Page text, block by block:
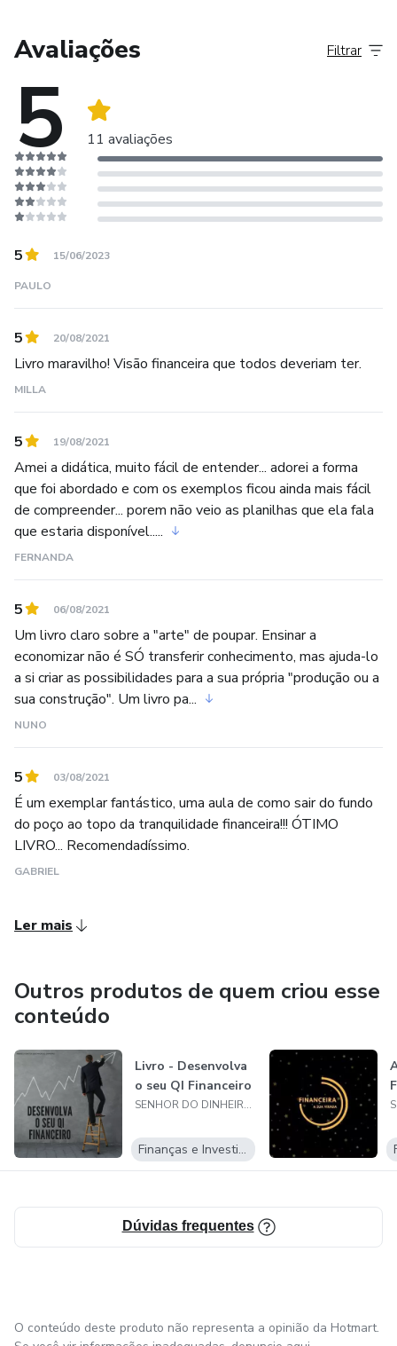
www.senhordodinheiro.com
@Senhordodinheiro
Avaliações
5 11 avaliações
Filtrar
5 15/06/2023
PAULO
5 20/08/2021
Livro maravilho! Visão financeira que todos deveriam ter.
MILLA
5 19/08/2021
Amei a didática, muito fácil de entender... adorei a forma
que foi abordado e com os exemplos ficou ainda mais fácil
de compreender... porem não veio as planilhas que ela fala
que estaria disponível.....
FERNANDA
5 06/08/2021
Um livro claro sobre a "arte" de poupar. Ensinar a
economizar não é SÓ transferir conhecimento, mas ajuda-lo
a si criar as possibilidades para a sua própria "produção ou a
sua construção". Um livro pa...
NUNO
5 03/08/2021
É um exemplar fantástico, uma aula de como sair do fundo
do poço ao topo da tranquilidade financeira!!! ÓTIMO
LIVRO... Recomendadíssimo.
GABRIEL
Ler mais
Outros produtos de quem criou esse
conteúdo
Livro - Desenvolva
o seu QI Financeiro
SENHOR DO DINHEIRO- AGENCIA DE MARKETING
Finanças e Investimentos
Dúvidas frequentes
O conteúdo deste produto não representa a opinião da Hotmart.